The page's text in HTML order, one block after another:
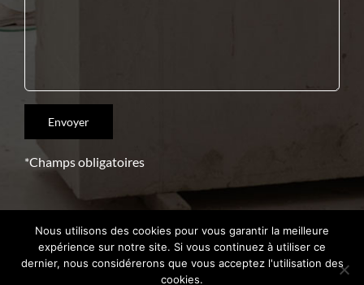
*Champs obligatoires
Copyright 2021 – Crédits Intrasite
Nous utilisons des cookies pour vous garantir la meilleure
expérience sur notre site. Si vous continuez à utiliser ce
dernier, nous considérerons que vous acceptez l'utilisation des
cookies.